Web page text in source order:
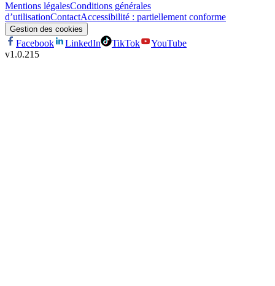
Mentions légalesConditions générales
d’utilisationContactAccessibilité : partiellement conforme
Gestion des cookies
Facebook LinkedIn TikTok
YouTube
v1.0.215